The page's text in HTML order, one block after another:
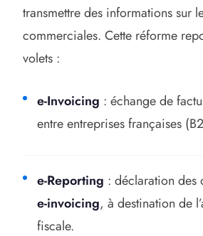
transmettre des informations sur
commerciales. Cette réforme
volets :
e-Invoicing : échange de
entre entreprises françaises
e-Reporting : déclaration des
e-invoicing, à destination de
fiscale.